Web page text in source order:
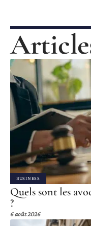
BUSINESS
Quels sont les
?
6 août 2026